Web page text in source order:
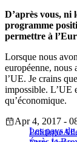
D’après vous, ni
programme
permettre à
Lorsque nous
européenne, nous
l’UE. Je crains
impossible. L’UE
qu’économique.
Les pays
Apr 4, 2017 -
Politique